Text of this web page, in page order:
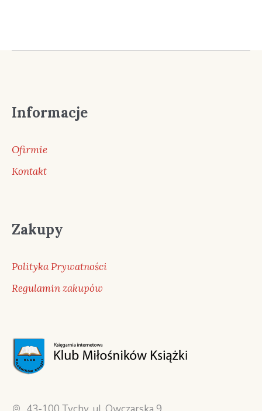
Informacje
Ofirmie
Kontakt
Zakupy
Polityka Prywatności
Regulamin zakupów